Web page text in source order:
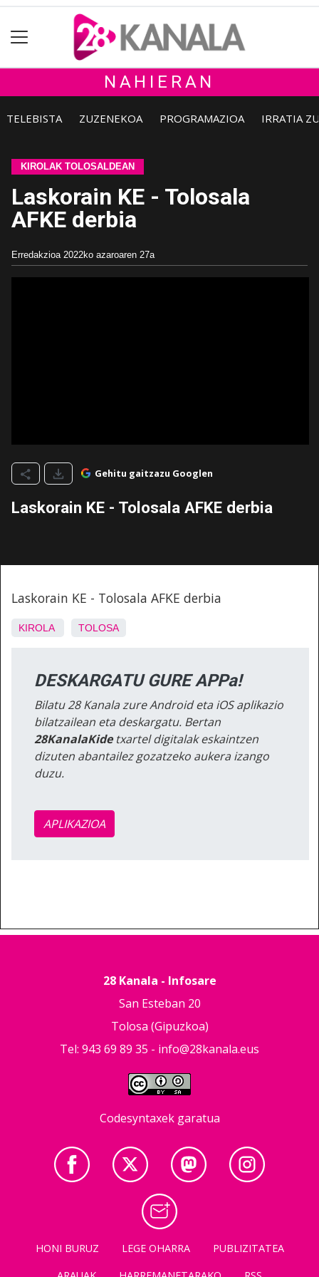
NAHIERAN
TELEBISTA ZUZENEKOA PROGRAMAZIOA IRRATIA
KIROLAK TOLOSALDEAN
Laskorain KE - Tolosala
AFKE derbia
Erredakzioa 2022ko azaroaren 27a
Gehitu gaitzazu Googlen
Laskorain KE - Tolosala AFKE derbia
Laskorain KE - Tolosala AFKE derbia
KIROLA TOLOSA
DESKARGATU GURE APPa!
Bilatu 28 Kanala zure Android eta iOS aplikazio
bilatzailean eta deskargatu. Bertan
28KanalaKidetxartel digitalak eskaintzen
dizuten abantailez gozatzeko aukera izango
duzu.
APLIKAZIOA
28 Kanala - Infosare
San Esteban 20
Tolosa (Gipuzkoa)
Tel: 943 69 89 35 - info@28kanala.eus
Codesyntaxek garatua
HONI BURUZ LEGE OHARRA
PUBLIZITATEA